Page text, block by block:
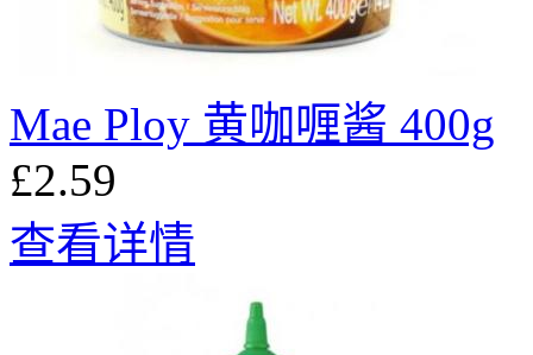
Mae Ploy 黄咖喱酱 400g
£2.59
查看详情